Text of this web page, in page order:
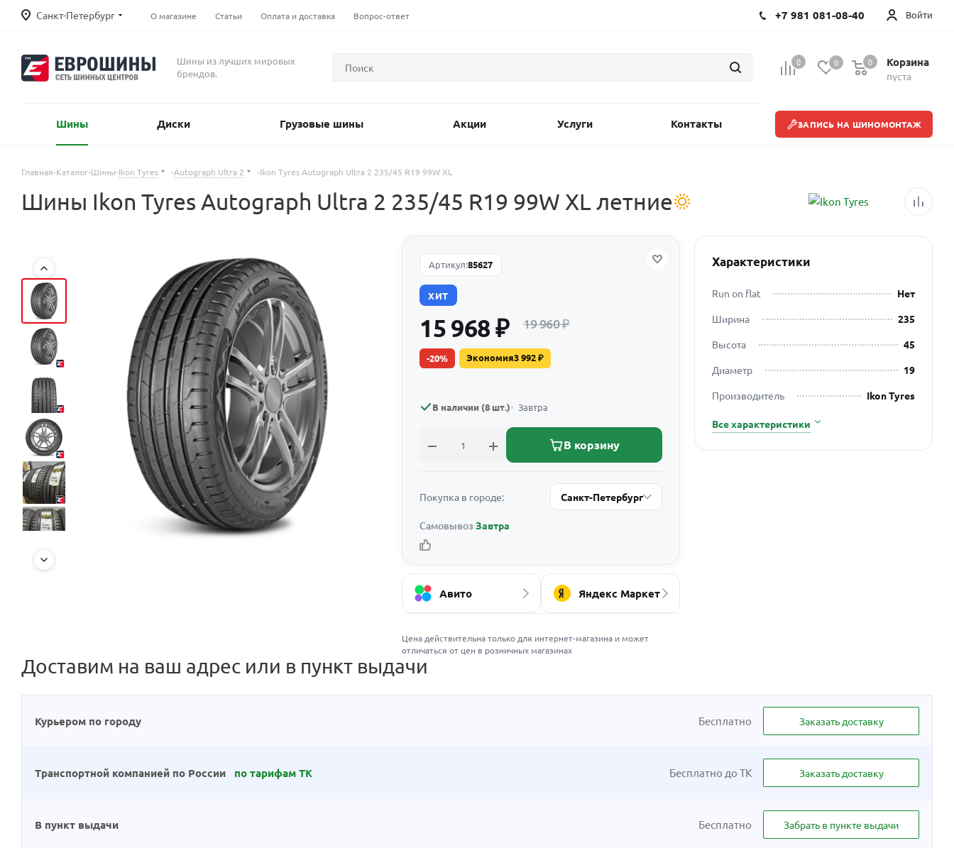
Санкт-Петербург О магазине Статьи Оплата и доставка Вопрос-ответ Войти
+7 981 081-08-40
Шины из лучших мировых
брендов.
0 0 Корзина
пуста
0
Шины Диски Грузовые шины Акции Услуги Контакты ЗАПИСЬ НА ШИНОМОНТАЖ
Главная-Каталог-Шины-Ikon Tyres -Autograph Ultra 2 -Ikon Tyres Autograph Ultra 2 235/45 R19 99W XL
Шины Ikon Tyres Autograph Ultra 2 235/45 R19 99W XL летние
Артикул:85627
ХИТ
15 968₽ 19 960₽
-20% Экономия3 992₽
В наличии (8 шт.) Завтра
В корзину
Покупка в городе: Санкт-Петербург
СамовывозЗавтра
Авито Яндекс Маркет
Цена действительна только для интернет-магазина и может
отличаться от цен в розничных магазинах
Характеристики
Run on flat
Нет
Ширина
235
Высота
45
Диаметр
19
Производитель
Ikon Tyres
Все характеристики
Доставим на ваш адрес или в пункт выдачи
Курьером по городу Бесплатно Заказать доставку
Транспортной компанией по России по тарифам ТК Бесплатно до ТК Заказать доставку
В пункт выдачи Бесплатно Забрать в пункте выдачи